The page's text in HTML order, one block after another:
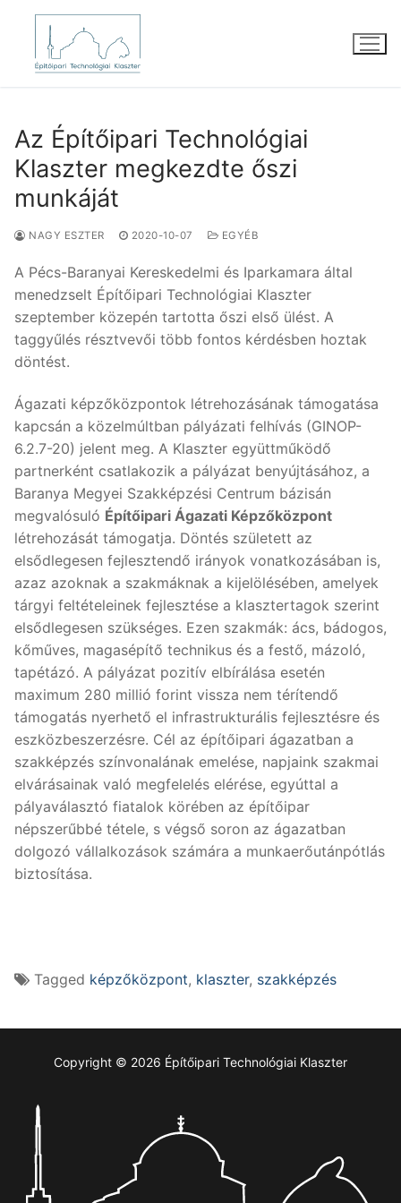
Ugrás
tartalomra
Az Építőipari Technológiai
Klaszter megkezdte őszi
munkáját
NAGY ESZTER 2020-10-07 EGYÉB
A Pécs-Baranyai Kereskedelmi és Iparkamara által
menedzselt Építőipari Technológiai Klaszter
szeptember közepén tartotta őszi első ülést. A
taggyűlés résztvevői több fontos kérdésben hoztak
döntést.
Ágazati képzőközpontok létrehozásának támogatása
kapcsán a közelmúltban pályázati felhívás (GINOP-
6.2.7-20) jelent meg. A Klaszter együttműködő
partnerként csatlakozik a pályázat benyújtásához, a
Baranya Megyei Szakképzési Centrum bázisán
megvalósuló Építőipari Ágazati Képzőközpont
létrehozását támogatja. Döntés született az
elsődlegesen fejlesztendő irányok vonatkozásában is,
azaz azoknak a szakmáknak a kijelölésében, amelyek
tárgyi feltételeinek fejlesztése a klasztertagok szerint
elsődlegesen szükséges. Ezen szakmák: ács, bádogos,
kőműves, magasépítő technikus és a festő, mázoló,
tapétázó. A pályázat pozitív elbírálása esetén
maximum 280 millió forint vissza nem térítendő
támogatás nyerhető el infrastrukturális fejlesztésre és
eszközbeszerzésre. Cél az építőipari ágazatban a
szakképzés színvonalának emelése, napjaink szakmai
elvárásainak való megfelelés elérése, egyúttal a
pályaválasztó fiatalok körében az építőipar
népszerűbbé tétele, s végső soron az ágazatban
dolgozó vállalkozások számára a munkaerőutánpótlás
biztosítása.
Tagged képzőközpont, klaszter, szakképzés
Copyright © 2026 Építőipari Technológiai Klaszter